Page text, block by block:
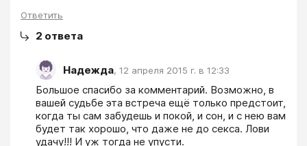
Ответить
2 ответа
Надежда, 12 апреля 2015 г. в 12:33
Большое спасибо за комментарий. Возможно, в
вашей судьбе эта встреча ещё только предстоит,
когда ты сам забудешь и покой, и сон, и с нею вам
будет так хорошо, что даже не до секса. Лови
удачу!!! И уж тогда не упусти.